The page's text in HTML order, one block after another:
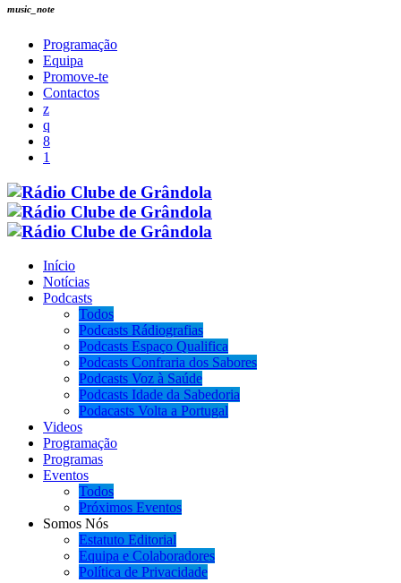
music_note
Programação
Equipa
Promove-te
Contactos
Início
Notícias
Podcasts
Todos
Podcasts Rádiografias
Podcasts Espaço Qualifica
Podcasts Confraria dos Sabores
Podcasts Voz à Saúde
Podcasts Idade da Sabedoria
Podacasts Volta a Portugal
Videos
Programação
Programas
Eventos
Todos
Próximos Eventos
Somos Nós
Estatuto Editorial
Equipa e Colaboradores
Política de Privacidade